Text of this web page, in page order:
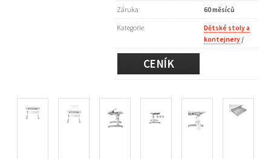
Záruka
60 měsíců
Kategorie
Dětské stoly a
kontejnery/
CENÍK